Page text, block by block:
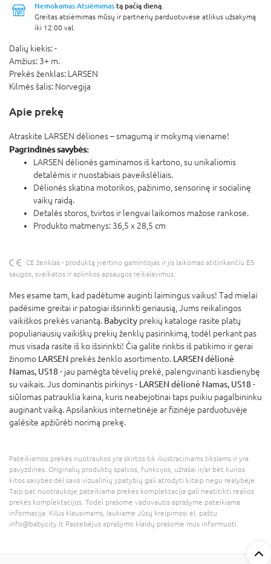
Nemokamas Atsiėmimas tą pačią dieną.
Greitas atsiėmimas mūsų ir partnerių parduotuvėse atlikus užsakymą
iki 12:00 val.
Dalių kiekis:-
Amžius: 3+ m.
Prekės ženklas: LARSEN
Kilmės šalis: Norvegija
Apie prekę
Atraskite LARSEN dėliones – smagumą ir mokymą viename!
Pagrindinės savybės:
LARSEN dėlionės gaminamos iš kartono, su unikaliomis
detalėmis ir nuostabiais paveikslėliais.
Dėlionės skatina motorikos, pažinimo, sensorinę ir socialinę
vaikų raidą.
Detalės storos, tvirtos ir lengvai laikomos mažose rankose.
Produkto matmenys: 36,5 x 28,5 cm
CE ženklas - produktą įvertino gamintojas ir jis laikomas atitinkančiu ES
saugos, sveikatos ir aplinkos apsaugos reikalavimus.
Mes esame tam, kad padėtume auginti laimingus vaikus! Tad mielai
padėsime greitai ir patogiai išsirinkti geriausią, Jums reikalingos
vaikiškos prekės variantą. Babycity prekių kataloge rasite platų
populiariausių vaikiškų prekių ženklų pasirinkimą, todėl perkant pas
mus visada rasite iš ko išsirinkti! Čia galite rinktis iš patikimo ir gerai
žinomo LARSEN prekės ženklo asortimento. LARSEN dėlionė
Namas, US18 - jau pamėgta tėvelių prekė, palengvinanti kasdienybę
su vaikais. Jus dominantis pirkinys - LARSEN dėlionė Namas, US18 -
siūlomas patrauklia kaina, kuris neabejotinai taps puikiu pagalbininku
auginant vaiką. Apsilankius internetinėje ar fizinėje parduotuvėje
galėsite apžiūrėti norimą prekę.
Pateikiamos prekės nuotraukos yra skirtos tik iliustraciniams tikslams ir yra
pavyzdinės. Originalių produktų spalvos, funkcijos, užrašai ir/ar bet kurios
kitos savybės dėl savo vizualinių ypatybių gali atrodyti kitaip negu realybėje.
Taip pat nuotraukoje pateikiama prekės komplektacija gali neatitikti realios
prekės komplektacijos. Todėl prašome vadovautis aprašyme pateikiama
informacija. Kilus klausimams, laukiame Jūsų kreipimosi el. paštu
info@babycity.lt Pastebėjus aprašymo klaidų prašome mus informuoti.